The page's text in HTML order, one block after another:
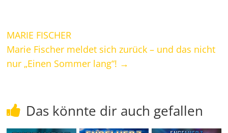
MARIE FISCHER
Marie Fischer meldet sich zurück – und das nicht
nur „Einen Sommer lang“! →
Das könnte dir auch gefallen